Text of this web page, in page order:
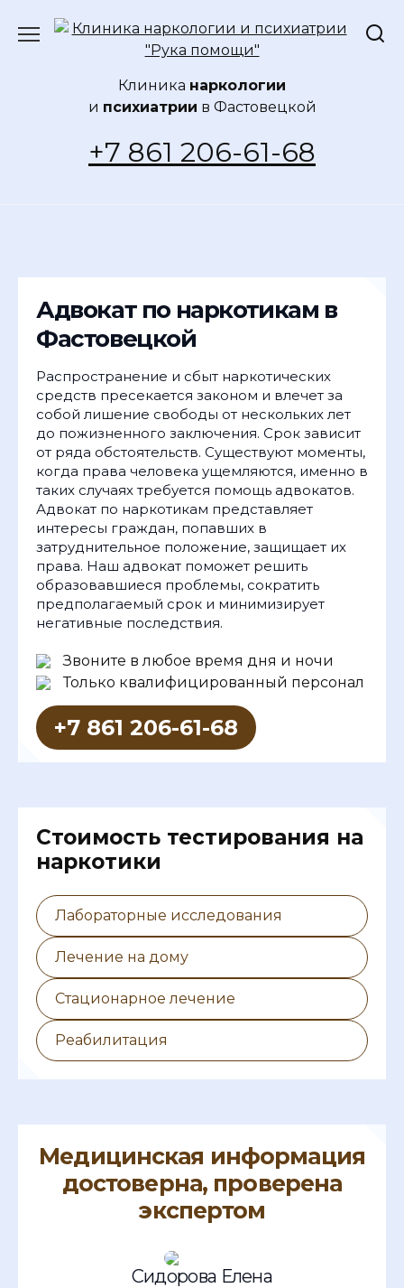
Клиника наркологии
и психиатрии в Фастовецкой
+7 861 206-61-68
Адвокат по наркотикам в
Фастовецкой
Распространение и сбыт наркотических
средств пресекается законом и влечет за
собой лишение свободы от нескольких лет
до пожизненного заключения. Срок зависит
от ряда обстоятельств. Существуют моменты,
когда права человека ущемляются, именно в
таких случаях требуется помощь адвокатов.
Адвокат по наркотикам представляет
интересы граждан, попавших в
затруднительное положение, защищает их
права. Наш адвокат поможет решить
образовавшиеся проблемы, сократить
предполагаемый срок и минимизирует
негативные последствия.
Звоните в любое время дня и ночи
Только квалифицированный персонал
+7 861 206-61-68
Cтоимость тестирования на
наркотики
Лабораторные исследования
Лечение на дому
Стационарное лечение
Реабилитация
Медицинская информация
достоверна, проверена
экспертом
Сидорова Елена